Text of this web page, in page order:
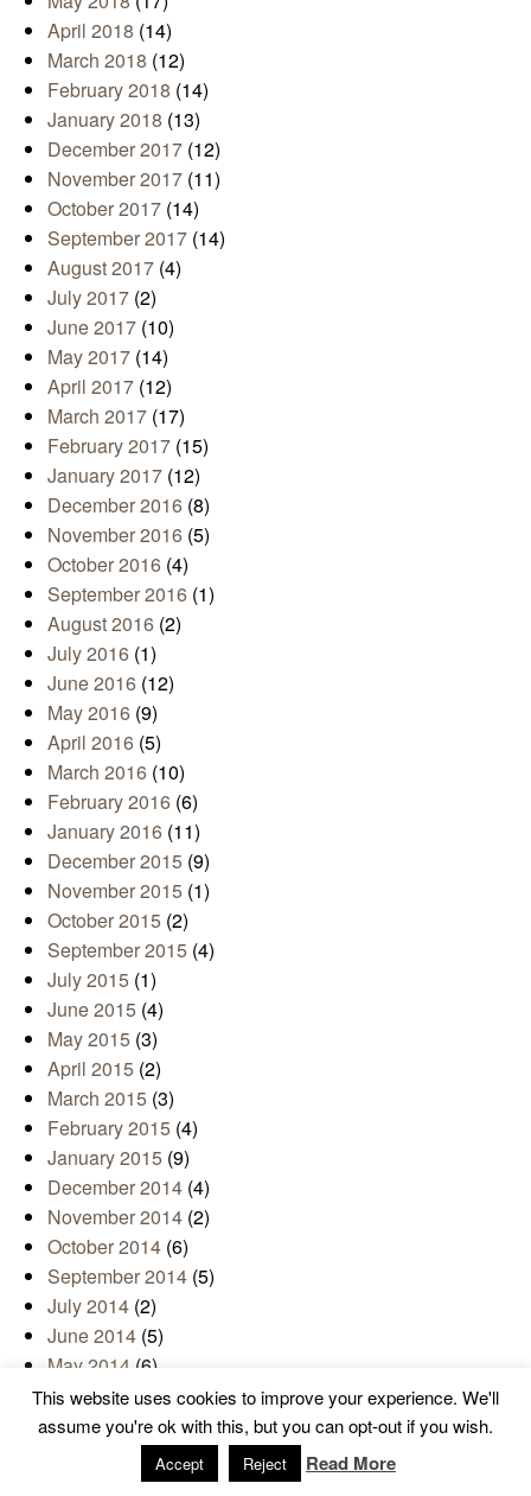
April 2018 (14)
March 2018 (12)
February 2018 (14)
January 2018 (13)
December 2017 (12)
November 2017 (11)
October 2017 (14)
September 2017 (14)
August 2017 (4)
July 2017 (2)
June 2017 (10)
May 2017 (14)
April 2017 (12)
March 2017 (17)
February 2017 (15)
January 2017 (12)
December 2016 (8)
November 2016 (5)
October 2016 (4)
September 2016 (1)
August 2016 (2)
July 2016 (1)
June 2016 (12)
May 2016 (9)
April 2016 (5)
March 2016 (10)
February 2016 (6)
January 2016 (11)
December 2015 (9)
November 2015 (1)
October 2015 (2)
September 2015 (4)
July 2015 (1)
June 2015 (4)
May 2015 (3)
April 2015 (2)
March 2015 (3)
February 2015 (4)
January 2015 (9)
December 2014 (4)
November 2014 (2)
October 2014 (6)
September 2014 (5)
July 2014 (2)
June 2014 (5)
May 2014 (6)
April 2014 (3)
March 2014(2)
February 2014(3)
January 2014(8)
This website uses cookies to improve your experience. We'll
assume you're ok with this, but you can opt-out if you wish.
Accept Reject Read More